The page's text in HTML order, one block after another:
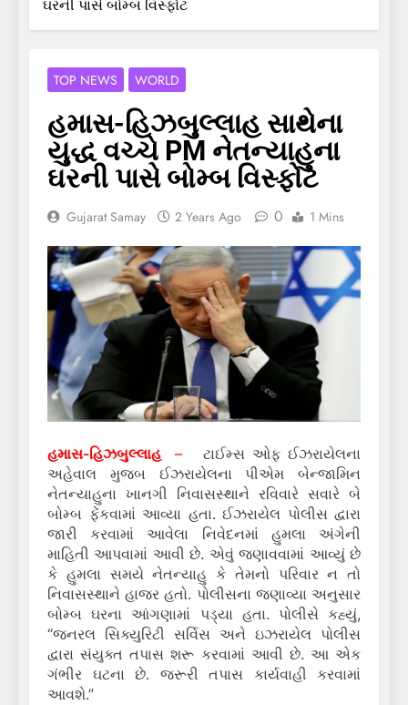
ઘરની પાસે બોમ્બ વિસ્ફોટ
TOP NEWS WORLD
હમાસ-હિઝબુલ્લાહ સાથેના
યુદ્ધ વચ્ચે PM નેતન્યાહુના
ઘરની પાસે બોમ્બ વિસ્ફોટ
Gujarat Samay 2 Years Ago 0 1 Mins
હમાસ-હિઝબુલ્લાહ –
ટાઈમ્સ ઓફ ઈઝરાયેલના
અહેવાલ મુજબ ઈઝરાયેલના પીએમ બેન્જામિન
નેતન્યાહુના ખાનગી નિવાસસ્થાને રવિવારે સવારે બે
બોમ્બ ફેંકવામાં આવ્યા હતા. ઈઝરાયેલ પોલીસ દ્વારા
જારી કરવામાં આવેલા નિવેદનમાં હુમલા અંગેની
માહિતી આપવામાં આવી છે. એવું જણાવવામાં આવ્યું છે
કે હુમલા સમયે નેતન્યાહુ કે તેમનો પરિવાર ન તો
નિવાસસ્થાને હાજર હતો. પોલીસના જણાવ્યા અનુસાર
બોમ્બ ઘરના આંગણામાં પડ્યા હતા. પોલીસે કહ્યું,
“જનરલ સિક્યુરિટી સર્વિસ અને ઇઝરાયેલ પોલીસ
દ્વારા સંયુક્ત તપાસ શરૂ કરવામાં આવી છે. આ એક
ગંભીર ઘટના છે. જરૂરી તપાસ કાર્યવાહી કરવામાં
આવશે.”